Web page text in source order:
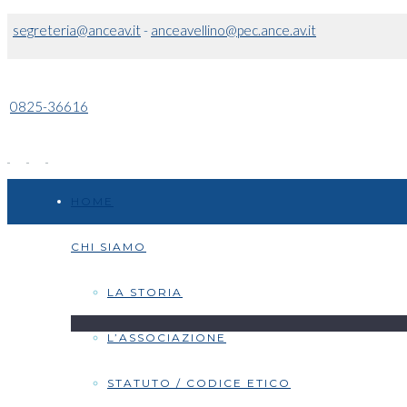
segreteria@anceav.it- anceavellino@pec.ance.av.it
0825-36616
CHI SIAMO
LA STORIA
L’ASSOCIAZIONE
STATUTO / CODICE ETICO